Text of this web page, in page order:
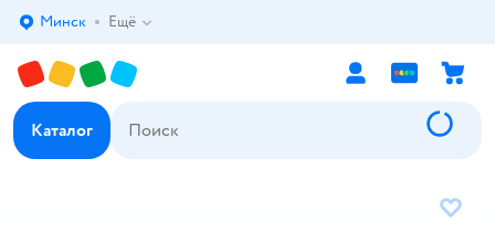
Выбор адреса доставки.
Минск Ещё
Каталог
В